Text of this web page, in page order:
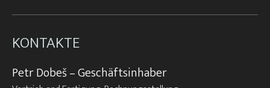
KONTAKTE
Petr Dobeš – Geschäftsinhaber